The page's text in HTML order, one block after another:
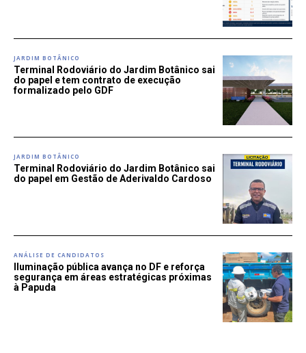
JARDIM BOTÂNICO
Terminal Rodoviário do Jardim Botânico sai
do papel e tem contrato de execução
formalizado pelo GDF
JARDIM BOTÂNICO
Terminal Rodoviário do Jardim Botânico sai
do papel em Gestão de Aderivaldo Cardoso
ANÁLISE DE CANDIDATOS
Iluminação pública avança no DF e reforça
segurança em áreas estratégicas próximas
à Papuda